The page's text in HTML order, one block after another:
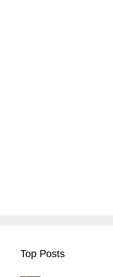
Top Posts